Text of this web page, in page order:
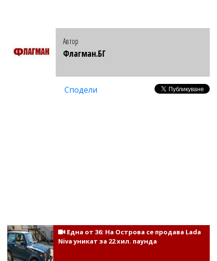
Автор
Флагман.БГ
Сподели
Една от 36: На Острова се продава Lada
Niva уникат за 22 хил. паунда